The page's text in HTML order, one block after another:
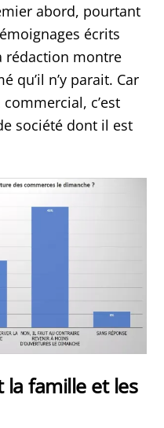
abord, pourtant
écrits
rédaction montre
qu’il n’y parait. Car
c’est
société dont il est
la famille et les